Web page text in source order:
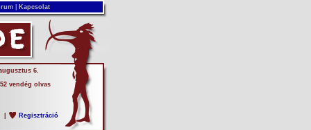
Kapcsolat
6.
vendég olvas
Regisztráció